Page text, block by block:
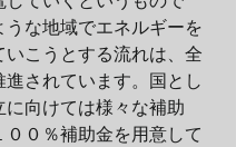
な地域でエネルギーを
こうとする流れは、全
進されています。国とし
に向けては様々な補助
０％補助金を用意して